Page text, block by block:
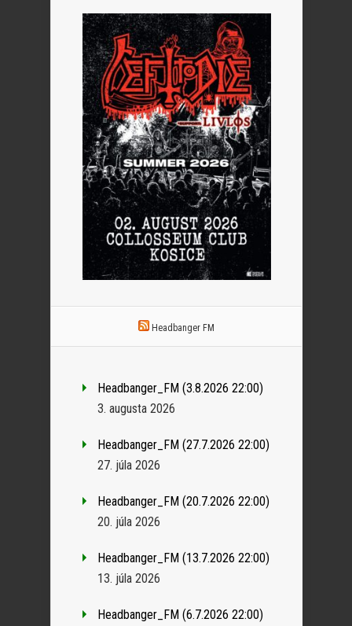
Headbanger FM
Headbanger_FM (3.8.2026 22:00)
3. augusta 2026
Headbanger_FM (27.7.2026 22:00)
27. júla 2026
Headbanger_FM (20.7.2026 22:00)
20. júla 2026
Headbanger_FM (13.7.2026 22:00)
13. júla 2026
Headbanger_FM (6.7.2026 22:00)